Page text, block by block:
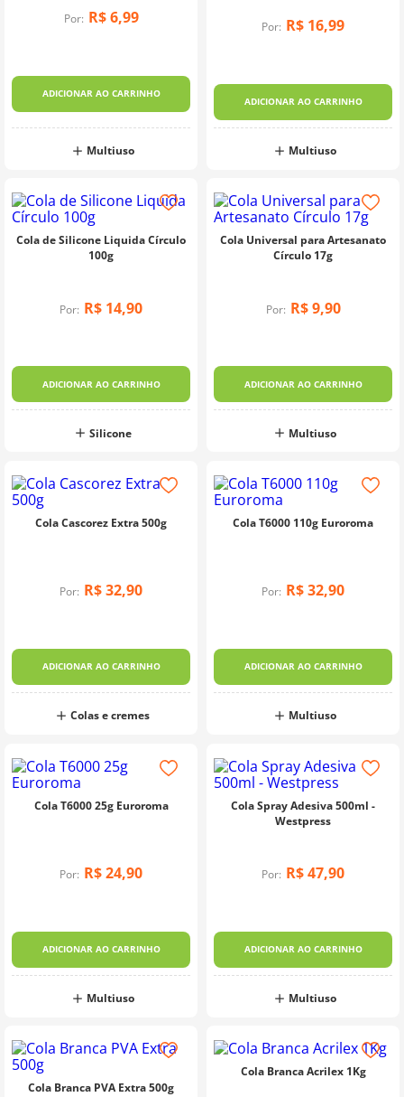
Por: R$ 6,99
ADICIONAR AO CARRINHO
Multiuso
Por: R$ 16,99
ADICIONAR AO CARRINHO
Multiuso
Cola de Silicone Liquida Círculo
100g
Por: R$ 14,90
ADICIONAR AO CARRINHO
Silicone
Cola Universal para Artesanato
Círculo 17g
Por: R$ 9,90
ADICIONAR AO CARRINHO
Multiuso
Cola Cascorez Extra 500g
Por: R$32,90
ADICIONAR AO CARRINHO
Colas e cremes
Cola T6000 110g Euroroma
Por: R$32,90
ADICIONAR AO CARRINHO
Multiuso
Cola T6000 25g Euroroma
Por: R$24,90
ADICIONAR AO CARRINHO
Multiuso
Cola Spray Adesiva 500ml -
Westpress
Por: R$47,90
ADICIONAR AO CARRINHO
Multiuso
Cola Branca PVA Extra 500g
Cola Branca Acrilex 1Kg
dmc